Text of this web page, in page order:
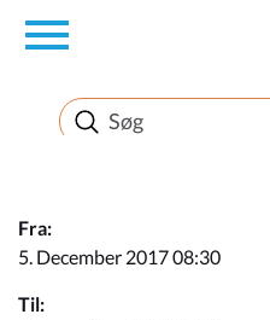
en
Borger
Fra:
5. December 2017 08:30
Til: